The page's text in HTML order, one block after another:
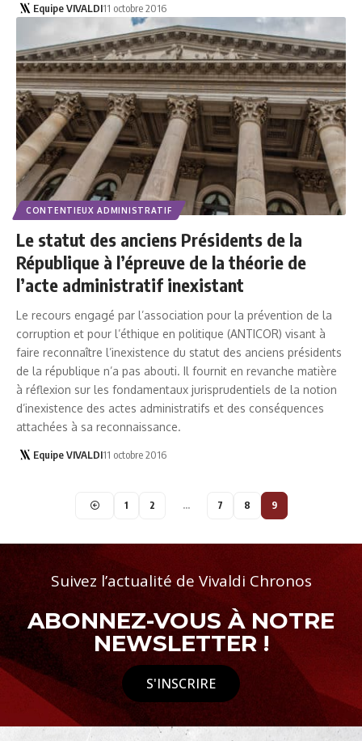
Equipe VIVALDI11 octobre 2016
CONTENTIEUX ADMINISTRATIF
Le statut des anciens Présidents de la
République à l’épreuve de la théorie de
l’acte administratif inexistant
Le recours engagé par l’association pour la prévention de la
corruption et pour l’éthique en politique (ANTICOR) visant à
faire reconnaître l’inexistence du statut des anciens présidents
de la république n’a pas abouti. Il fournit en revanche matière
à réflexion sur les fondamentaux jurisprudentiels de la notion
d’inexistence des actes administratifs et des conséquences
attachées à sa reconnaissance.
Equipe VIVALDI11 octobre 2016
1 2 … 7 8 9
Suivez l’actualité de Vivaldi Chronos
ABONNEZ-VOUS À NOTRE
NEWSLETTER !
S'INSCRIRE